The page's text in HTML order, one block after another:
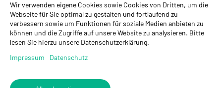
GYSO AG
Hauptsitz Kloten
Steinackerstrasse 34
8302 Kloten
+ 41 43 255 55 55
www.gyso.ch
Wir verwenden eigene Cookies sowie Cookies von Dritten, um die
Webseite für Sie optimal zu gestalten und fortlaufend zu
verbessern sowie um Funktionen für soziale Medien anbieten zu
können und die Zugriffe auf unsere Website zu analysieren. Bitte
lesen Sie hierzu unsere Datenschutzerklärung.
Impressum
Datenschutz